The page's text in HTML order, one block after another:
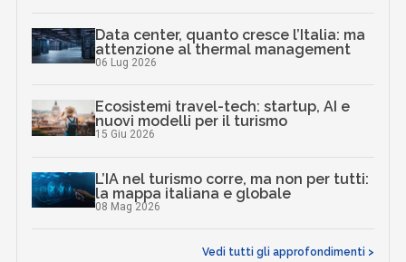
Data center, quanto cresce l’Italia: ma
attenzione al thermal management
06 Lug 2026
Ecosistemi travel-tech: startup, AI e
nuovi modelli per il turismo
15 Giu 2026
L’IA nel turismo corre, ma non per tutti:
la mappa italiana e globale
08 Mag 2026
Vedi tutti gli approfondimenti >